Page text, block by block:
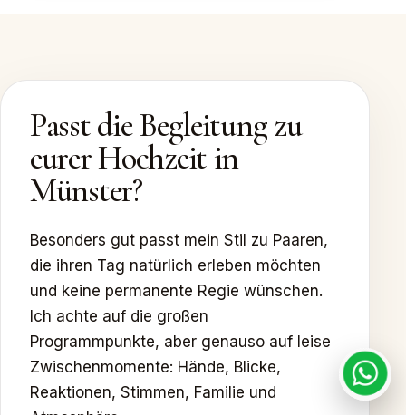
Passt die Begleitung zu
eurer Hochzeit in
Münster?
Besonders gut passt mein Stil zu Paaren,
die ihren Tag natürlich erleben möchten
und keine permanente Regie wünschen.
Ich achte auf die großen
Programmpunkte, aber genauso auf leise
Zwischenmomente: Hände, Blicke,
Reaktionen, Stimmen, Familie und